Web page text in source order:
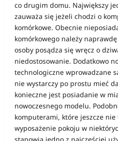
co drugim domu. Największy
zauważa się jeżeli chodzi o
komórkowe. Obecnie
komórkowego należy
osoby posądza się wręcz o
niedostosowanie. Dodatkowo
technologiczne wprowadzane
nie wystarczy po prostu mieć
konieczne jest posiadanie w
nowoczesnego modelu.
komputerami, które jeszcze nie
wyposażenie pokoju w